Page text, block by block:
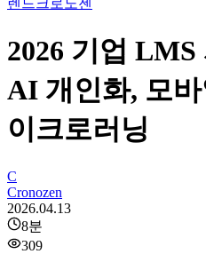
렌드 크로노젠
2026 기업
AI 개인화, 모
이크로러닝
C
Cronozen
2026.04.13
8분
309